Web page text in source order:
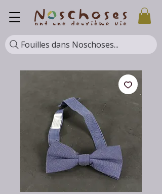
Fouilles dans Noschoses...